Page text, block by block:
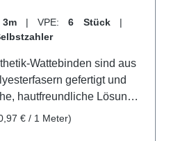
| VPE: 6 Stück |
Wattebinden sind aus
gefertigt und
hautfreundliche Lösung
Knochen und
€ / 1 Meter)